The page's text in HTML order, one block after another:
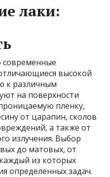
лаки:
современные
высокой
к различным
на поверхности
пленку,
от царапин, сколов
а также от
излучения. Выбор
до матовых, от
из которых
определенных задач.